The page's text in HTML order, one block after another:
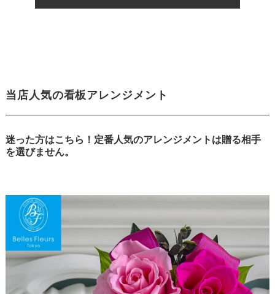
当店人気の看板アレンジメント
迷った方はこちら！定番人気のアレンジメントは贈る相手
を選びません。